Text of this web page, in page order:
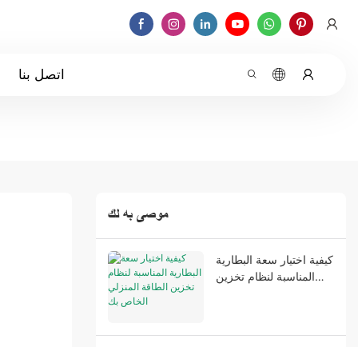
اتصل بنا
موصى به لك
كيفية اختيار سعة البطارية
المناسبة لنظام تخزين